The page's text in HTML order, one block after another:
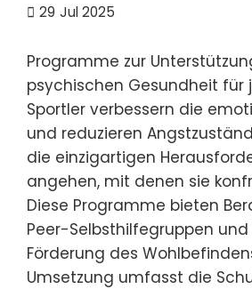
29 Jul 2025
Programme zur
psychischen Gesundheit für
Sportler verbessern die
und reduzieren
die einzigartigen
angehen, mit denen sie
Diese Programme bieten
Peer-Selbsthilfegruppen und
Förderung des
Umsetzung umfasst die